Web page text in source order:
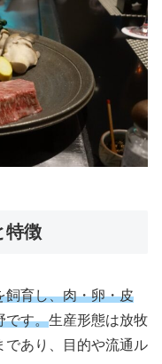
特徴
飼育し、肉・卵・皮
です。生産形態は放牧
であり、目的や流通ル